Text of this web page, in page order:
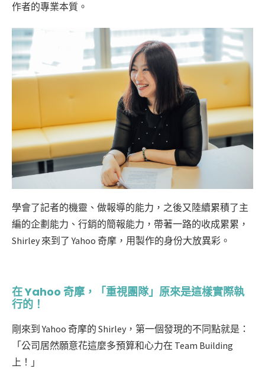
作者的專業本質。
學會了記者的機靈、做報導的能力，之後又陸續累積了主
編的企劃能力、行銷的簡報能力，帶著一路的收成累累，
Shirley 來到了 Yahoo 奇摩，用製作的身份大放異彩。
在 Yahoo 奇摩，「重視團隊」原來是這樣實際執
行的！
剛來到 Yahoo 奇摩的 Shirley，第一個發現的不同點就是：
「公司居然願意花這麼多預算和心力在 Team Building
上！」